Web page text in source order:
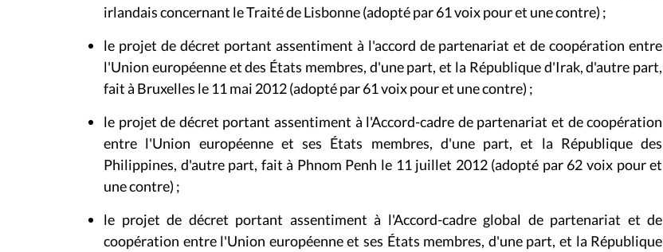
irlandais concernant le Traité de Lisbonne (adopté par 61 voix pour et une contre) ;
le projet de décret portant assentiment à l'accord de partenariat et de coopération entre
l'Union européenne et des États membres, d'une part, et la République d'Irak, d'autre part,
fait à Bruxelles le 11 mai 2012 (adopté par 61 voix pour et une contre) ;
le projet de décret portant assentiment à l'Accord-cadre de partenariat et de coopération
entre l'Union européenne et ses États membres, d'une part, et la République des
Philippines, d'autre part, fait à Phnom Penh le 11 juillet 2012 (adopté par 62 voix pour et
une contre) ;
le projet de décret portant assentiment à l'Accord-cadre global de partenariat et de
coopération entre l'Union européenne et ses États membres, d'une part, et la République